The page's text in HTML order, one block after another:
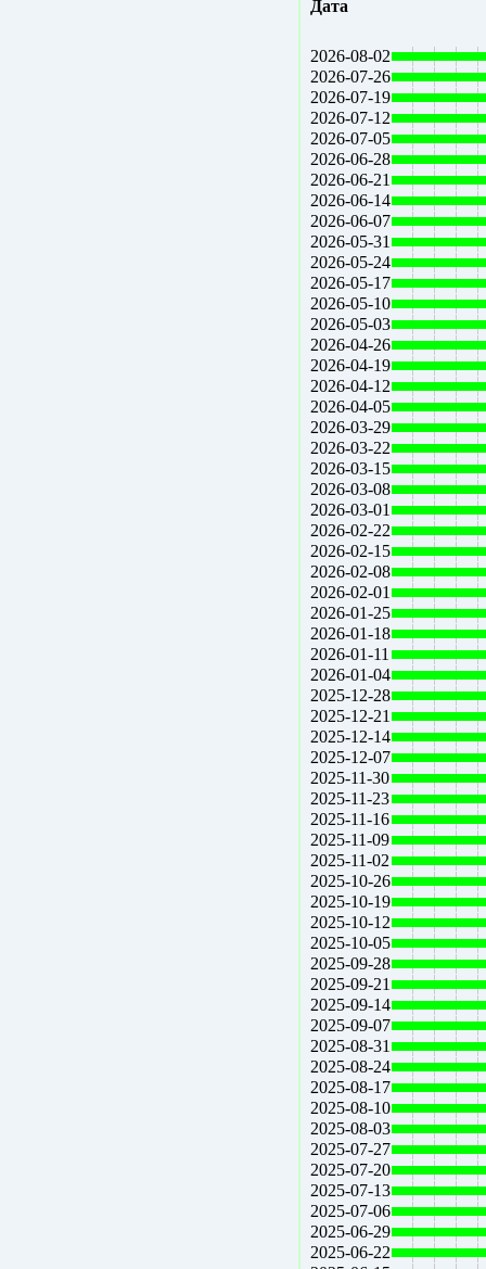
Дата
2026-08-02
2026-07-26
2026-07-19
2026-07-12
2026-07-05
2026-06-28
2026-06-21
2026-06-14
2026-06-07
2026-05-31
2026-05-24
2026-05-17
2026-05-10
2026-05-03
2026-04-26
2026-04-19
2026-04-12
2026-04-05
2026-03-29
2026-03-22
2026-03-15
2026-03-08
2026-03-01
2026-02-22
2026-02-15
2026-02-08
2026-02-01
2026-01-25
2026-01-18
2026-01-11
2026-01-04
2025-12-28
2025-12-21
2025-12-14
2025-12-07
2025-11-30
2025-11-23
2025-11-16
2025-11-09
2025-11-02
2025-10-26
2025-10-19
2025-10-12
2025-10-05
2025-09-28
2025-09-21
2025-09-14
2025-09-07
2025-08-31
2025-08-24
2025-08-17
2025-08-10
2025-08-03
2025-07-27
2025-07-20
2025-07-13
2025-07-06
2025-06-29
2025-06-22